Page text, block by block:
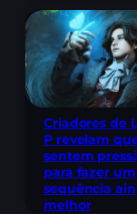
Criadores de
P revelam
sentem
para fazer
sequência
melhor